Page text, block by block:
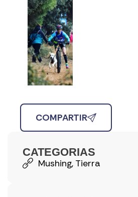
COMPARTIR
CATEGORIAS
Mushing, Tierra